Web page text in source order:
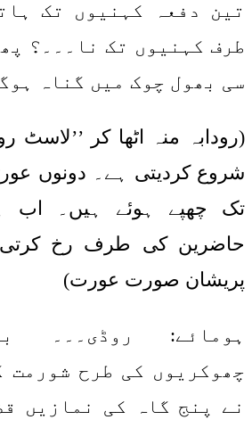
تین دفعہ کہنیوں تک
طرف کہنیوں تک نا۔۔۔؟
سی بھول چوک میں گناہ
(رودابہ منہ اٹھا کر ’’لاسٹ
شروع کردیتی ہے۔ دونوں
تک چھپے ہوئے ہیں۔ اب
حاضرین کی طرف رخ کرتی
پریشان صورت عورت)
ہومائے: روڈی۔۔۔
چھوکریوں کی طرح شورمت
نے پنج گاہ کی نمازیں